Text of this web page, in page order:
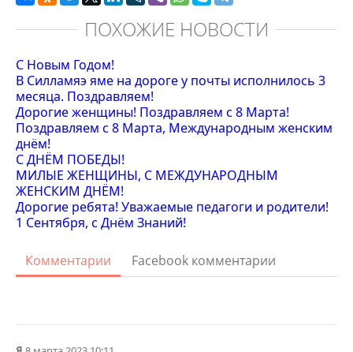
ПОХОЖИЕ НОВОСТИ
С Новым Годом!
В Силламяэ яме на дороге у почты исполнилось 3
месяца. Поздравляем!
Дорогие женщины! Поздравляем с 8 Марта!
Поздравляем с 8 Марта, Международным женским
днём!
С ДНЁМ ПОБЕДЫ!
МИЛЫЕ ЖЕНЩИНЫ, C МЕЖДУНАРОДНЫМ
ЖЕНСКИМ ДНЁМ!
Дорогие ребята! Уважаемые педагоги и родители!
1 Сентября, с Днём Знаний!
Комментарии Facebook комментарии